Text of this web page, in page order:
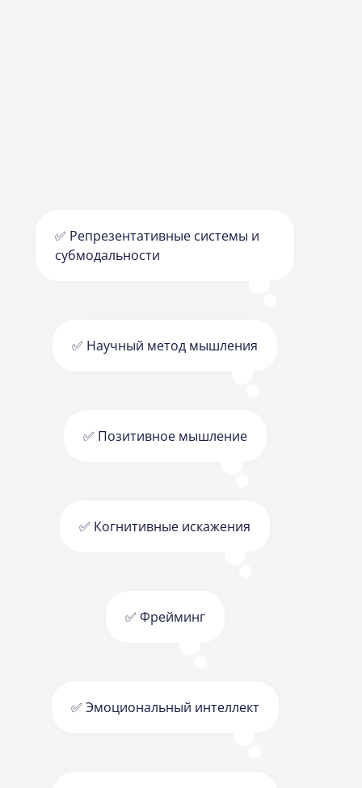
✅ Репрезентативные системы и
субмодальности
✅ Научный метод мышления
✅ Позитивное мышление
✅ Когнитивные искажения
✅ Фрейминг
✅ Эмоциональный интеллект